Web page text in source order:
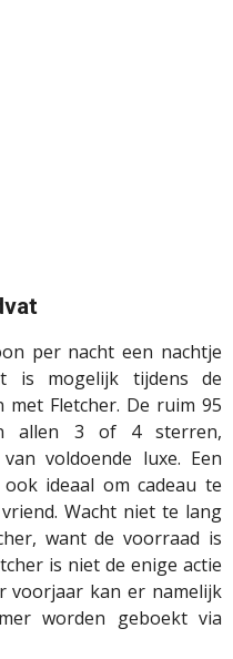
per nacht een nachtje
is mogelijk tijdens de
met Fletcher. De ruim 95
allen 3 of 4 sterren,
voldoende luxe. Een
ideaal om cadeau te
Wacht niet te lang
want de voorraad is
is niet de enige actie
voorjaar kan er namelijk
worden geboekt via